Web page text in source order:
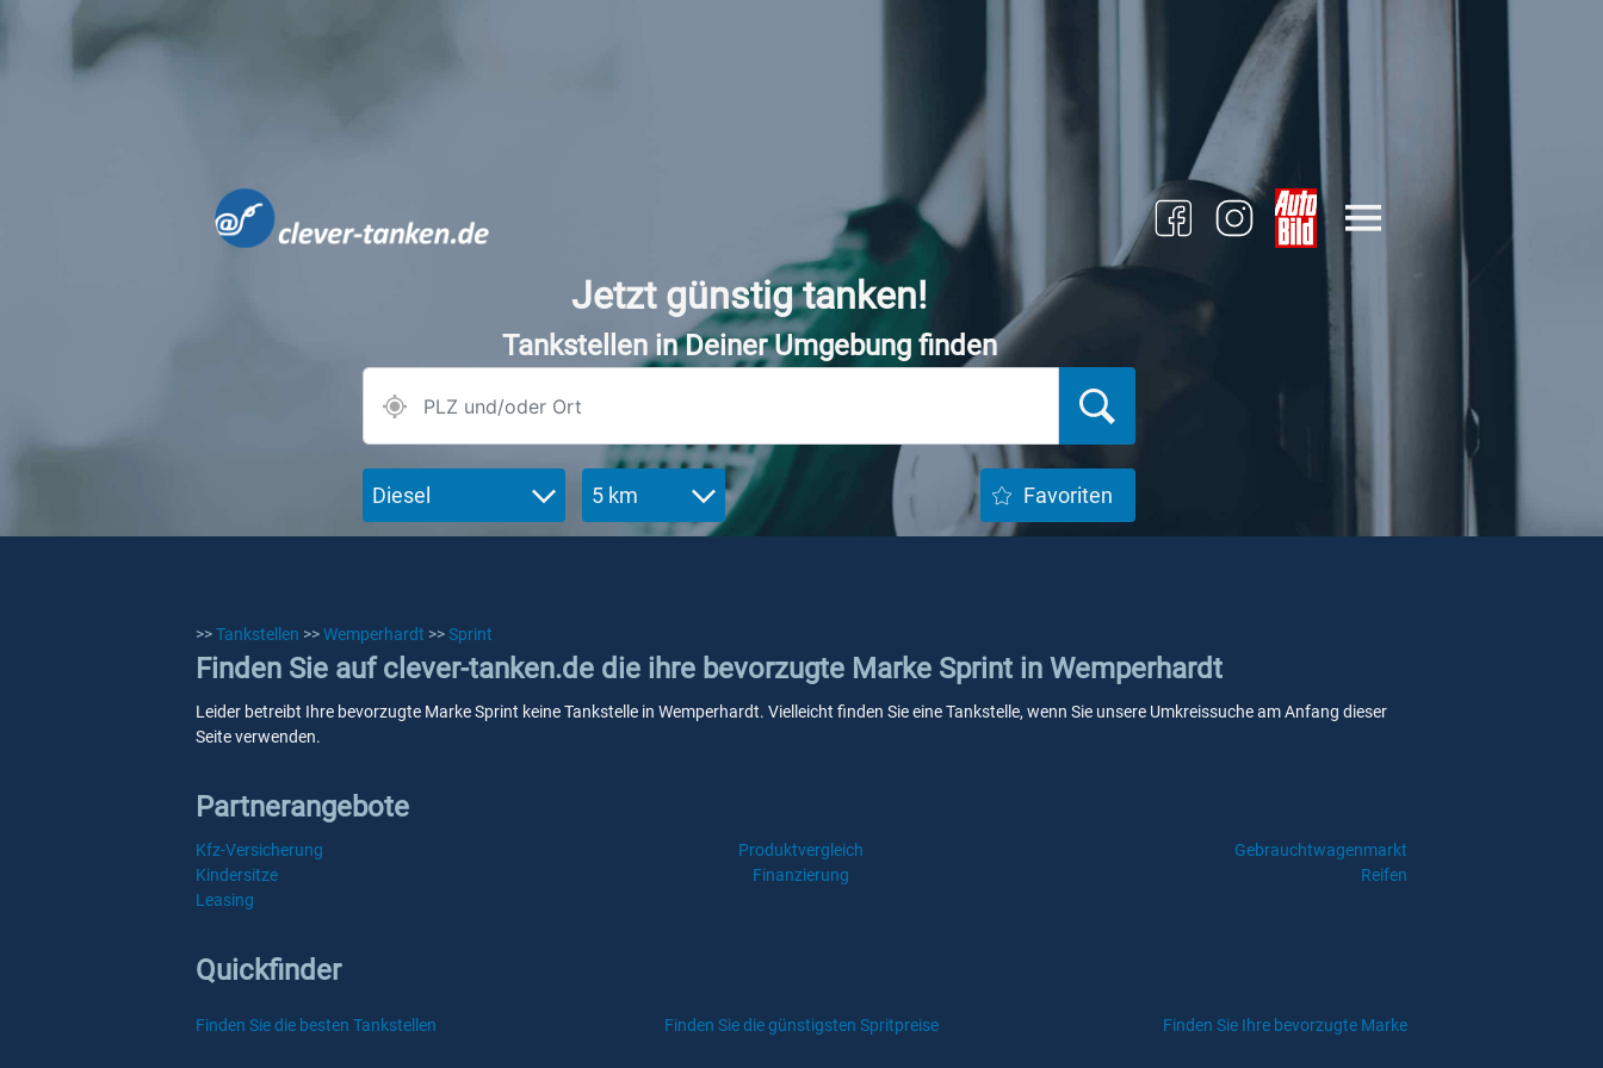
Jetzt günstig tanken!
Tankstellen in Deiner Umgebung finden
Diesel 5 km Favoriten
>>Tankstellen >>Wemperhardt >>Sprint
Finden Sie auf clever-tanken.de die ihre bevorzugte Marke Sprint in Wemperhardt
Leider betreibt Ihre bevorzugte Marke Sprint keine Tankstelle in Wemperhardt. Vielleicht finden Sie eine Tankstelle, wenn Sie unsere Umkreissuche am Anfang dieser
Seite verwenden.
Partnerangebote
Kfz-Versicherung Produktvergleich
Gebrauchtwagenmarkt
Kindersitze
Finanzierung
Reifen
Leasing
Quickfinder
Finden Sie die besten Tankstellen Finden Sie die günstigsten Spritpreise Finden Sie Ihre bevorzugte Marke